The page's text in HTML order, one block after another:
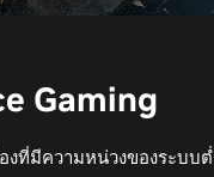
Gaming
งที่มีความหน่วงของระบบ